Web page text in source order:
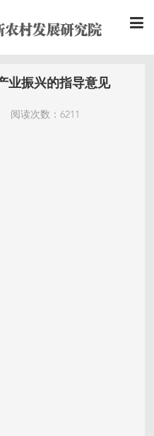
业振兴的指导意见
阅读次数：6211